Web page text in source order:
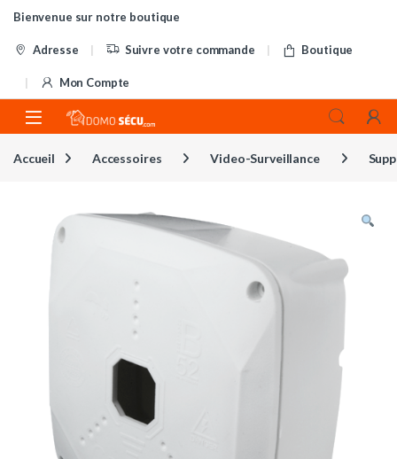
Skip to navigation
Skip to content
Bienvenue sur notre boutique
Adresse Suivre votre commande Boutique
Mon Compte
Accueil Accessoires Video-Surveillance